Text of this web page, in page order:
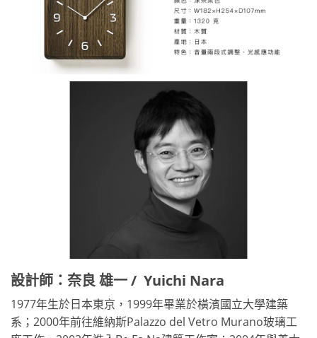
設計師：奈良 雄一 / Yuichi Nara
1977年生於日本東京，1999年畢業於橫濱國立大學建築
系；2000年前往維納斯Palazzo del Vetro Murano玻璃工